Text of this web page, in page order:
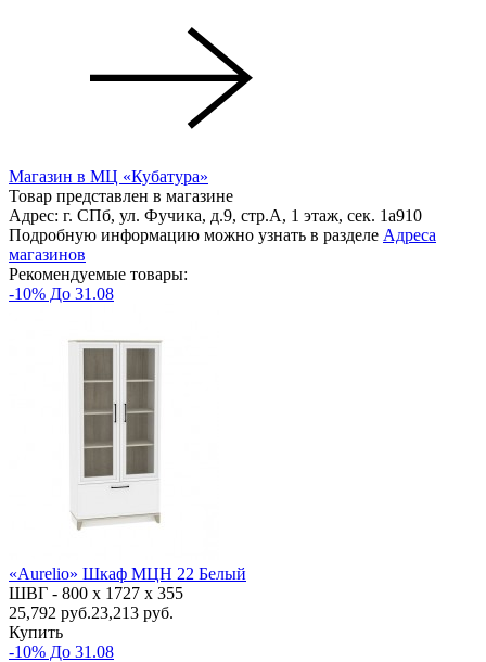
Магазин в МЦ «Кубатура»
Товар представлен в магазине
Адрес: г. СПб, ул. Фучика, д.9, стр.А, 1 этаж, сек. 1a910
Подробную информацию можно узнать в разделе Адреса
магазинов
Рекомендуемые товары:
-10% До 31.08
«Aurelio» Шкаф МЦН 22 Белый
ШВГ - 800 х 1727 х 355
25,792 руб.23,213 руб.
Купить
-10% До 31.08